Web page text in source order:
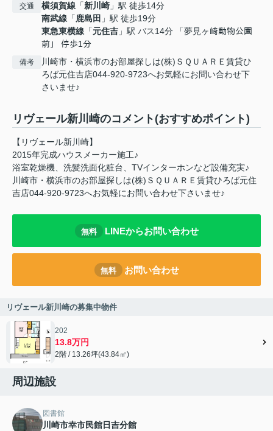
交通 横須賀線 「新川崎 」駅 徒歩14分
南武線 「鹿島田 」駅 徒歩19分
東急東横線 「元住吉 」駅 バス14分 「夢見ヶ﨑動物公園
前」 停歩1分
備考
川崎市・横浜市のお部屋探しは(株)ＳＱＵＡＲＥ賃貸ひ
ろば元住吉店044-920-9723へお気軽にお問い合わせ下
さいませ♪
リヴェール新川崎のコメント(おすすめポイント)
【リヴェール新川崎】
2015年完成ハウスメーカー施工♪
浴室乾燥機、洗髪洗面化粧台、TVインターホンなど設備充実♪
川崎市・横浜市のお部屋探しは(株)ＳＱＵＡＲＥ賃貸ひろば元住
吉店044-920-9723へお気軽にお問い合わせ下さいませ♪
無料 LINEからお問い合わせ
無料 お問い合わせ
リヴェール新川崎の募集中物件
202
13.8万円
2階 / 13.26坪(43.84㎡)
周辺施設
図書館
川崎市幸市民館日吉分館